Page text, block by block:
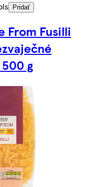
Pridať
From Fusilli
g